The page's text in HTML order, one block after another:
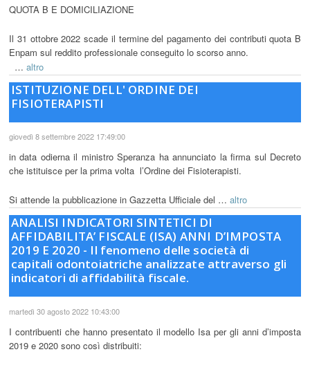
QUOTA B E DOMICILIAZIONE
Il 31 ottobre 2022 scade il termine del pagamento dei contributi quota B
Enpam sul reddito professionale conseguito lo scorso anno.
… altro
ISTITUZIONE DELL' ORDINE DEI
FISIOTERAPISTI
giovedì 8 settembre 2022 17:49:00
in data odierna il ministro Speranza ha annunciato la firma sul Decreto
che istituisce per la prima volta l’Ordine dei Fisioterapisti.
Si attende la pubblicazione in Gazzetta Ufficiale del … altro
ANALISI INDICATORI SINTETICI DI
AFFIDABILITA’ FISCALE (ISA) ANNI D’IMPOSTA
2019 E 2020 - Il fenomeno delle società di
capitali odontoiatriche analizzate attraverso gli
indicatori di affidabilità fiscale.
martedì 30 agosto 2022 10:43:00
I contribuenti che hanno presentato il modello Isa per gli anni d’imposta
2019 e 2020 sono così distribuiti: